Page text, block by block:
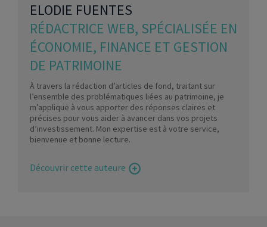
ELODIE FUENTES
RÉDACTRICE WEB, SPÉCIALISÉE EN
ÉCONOMIE, FINANCE ET GESTION
DE PATRIMOINE
À travers la rédaction d’articles de fond, traitant sur
l’ensemble des problématiques liées au patrimoine, je
m’applique à vous apporter des réponses claires et
précises pour vous aider à avancer dans vos projets
d’investissement. Mon expertise est à votre service,
bienvenue et bonne lecture.
Découvrir cette auteure